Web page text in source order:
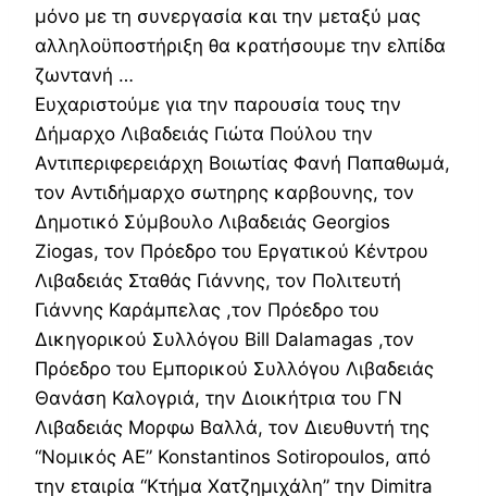
μόνο με τη συνεργασία και την μεταξύ μας
αλληλοϋποστήριξη θα κρατήσουμε την ελπίδα
ζωντανή …
Ευχαριστούμε για την παρουσία τους την
Δήμαρχο Λιβαδειάς Γιώτα Πούλου την
Αντιπεριφερειάρχη Βοιωτίας Φανή Παπαθωμά,
τον Αντιδήμαρχο σωτηρης καρβουνης, τον
Δημοτικό Σύμβουλο Λιβαδειάς Georgios
Ziogas, τον Πρόεδρο του Εργατικού Κέντρου
Λιβαδειάς Σταθάς Γιάννης, τον Πολιτευτή
Γιάννης Καράμπελας ,τον Πρόεδρο του
Δικηγορικού Συλλόγου Bill Dalamagas ,τον
Πρόεδρο του Εμπορικού Συλλόγου Λιβαδειάς
Θανάση Καλογριά, την Διοικήτρια του ΓΝ
Λιβαδειάς Μορφω Βαλλά, τον Διευθυντή της
“Νομικός ΑΕ” Konstantinos Sotiropoulos, από
την εταιρία “Κτήμα Χατζημιχάλη” την Dimitra